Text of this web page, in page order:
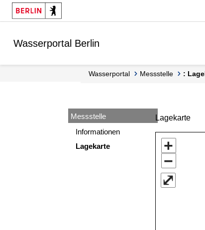
Springe zur Navigation
Springe zum Inhalt
Wasserportal Berlin
Wasserportal Messstelle :
Messstelle
Informationen
Lagekarte
Lagekarte
+
−
⤢